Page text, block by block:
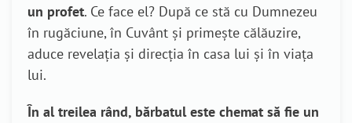
un profet. Ce face el? După ce stă cu Dumnezeu
în rugăciune, în Cuvânt și primește călăuzire,
aduce revelația și direcția în casa lui și în viața
lui.
În al treilea rând, bărbatul este chemat să fie un